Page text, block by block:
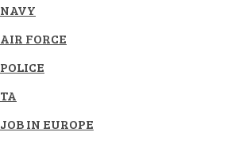
NAVY
AIR FORCE
POLICE
TA
JOB IN EUROPE